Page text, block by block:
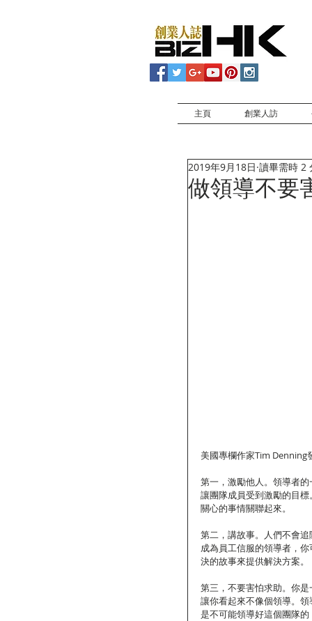
主頁 創業人訪
做領導不要
2019年9月18日 讀畢需時 2
美國專欄作家Tim Denning
第一，激勵他人。領導者
讓團隊成員受到激勵的目
關心的事情關聯起來。
第二，講故事。人們不會
成為員工信服的領導者，
決的故事來提供解決方案。
第三，不要害怕求助。你
讓你看起來不像個領導。
是不可能領導好這個團隊的